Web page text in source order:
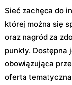
Sieć zachęca do
której można się
oraz nagród za
punkty. Dostępna
obowiązująca
oferta tematyczna